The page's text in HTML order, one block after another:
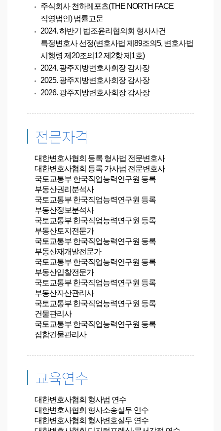
주식회사 천하레포츠(THE NORTH FACE
직영법인) 법률고문
2024. 하반기 법조윤리협의회 형사사건
특정변호사 선정(변호사법 제89조의5, 변호사법
시행령 제20조의12 제2항 제1호)
2024. 광주지방변호사회장 감사장
2025. 광주지방변호사회장 감사장
2026. 광주지방변호사회장 감사장
전문자격
대한변호사협회 등록 형사법 전문변호사
대한변호사협회 등록 가사법 전문변호사
국토교통부 한국직업능력연구원 등록
부동산권리분석사
국토교통부 한국직업능력연구원 등록
부동산정보분석사
국토교통부 한국직업능력연구원 등록
부동산토지전문가
국토교통부 한국직업능력연구원 등록
부동산재개발전문가
국토교통부 한국직업능력연구원 등록
부동산입찰전문가
국토교통부 한국직업능력연구원 등록
부동산자산관리사
국토교통부 한국직업능력연구원 등록
건물관리사
국토교통부 한국직업능력연구원 등록
집합건물관리사
교육연수
대한변호사협회 형사법 연수
대한변호사협회 형사소송실무 연수
대한변호사협회 형사변호실무 연수